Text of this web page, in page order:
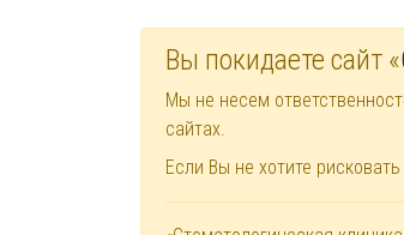
Вы покидаете сайт «
Мы не несем
сайтах.
Если Вы не хотите